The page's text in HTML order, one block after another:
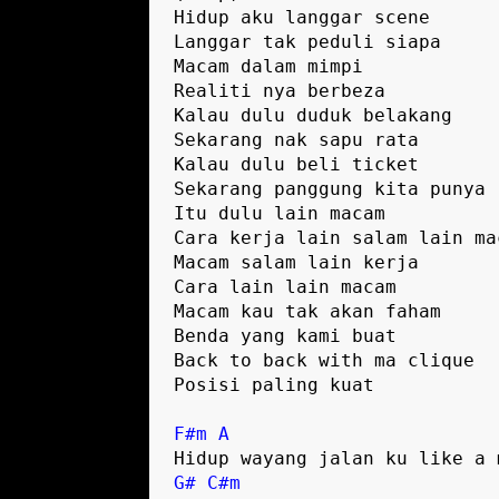
Hidup aku langgar scene
Langgar tak peduli siapa
Macam dalam mimpi
Realiti nya berbeza
Kalau dulu duduk belakang
Sekarang nak sapu rata
Kalau dulu beli ticket
Sekarang panggung kita punya
Itu dulu lain macam
Cara kerja lain salam lain
Macam salam lain kerja
Cara lain lain macam
Macam kau tak akan faham
Benda yang kami buat
Back to back with ma clique
Posisi paling kuat
F#m A
G# C#m